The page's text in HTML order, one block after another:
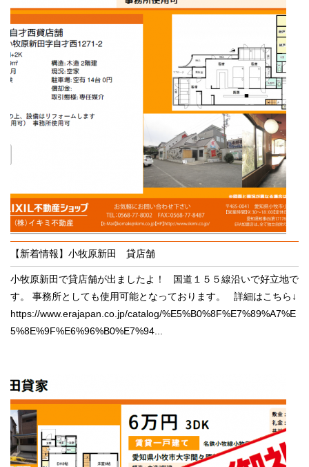
【新着情報】小牧原新田 貸店舗
小牧原新田で貸店舗が出ましたよ！ 国道１５５線沿いで好立地で
す。 事務所としても使用可能となっております。 詳細はこちら↓
https://www.erajapan.co.jp/catalog/%E5%B0%8F%E7%89%A7%E
5%8E%9F%E6%96%B0%E7%94...